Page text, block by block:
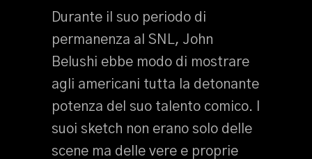
Durante il suo periodo di
permanenza al SNL, John
Belushi ebbe modo di mostrare
agli americani tutta la detonante
potenza del suo talento comico. I
suoi sketch non erano solo delle
scene ma delle vere e proprie